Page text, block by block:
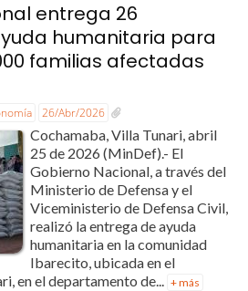
entrega 26
humanitaria para
familias afectadas
26/Abr/2026
Cochamaba, Villa Tunari, abril
25 de 2026 (MinDef).- El
Gobierno Nacional, a través del
Ministerio de Defensa y el
Viceministerio de Defensa Civil,
realizó la entrega de ayuda
humanitaria en la comunidad
Ibarecito, ubicada en el
en el departamento de... + más